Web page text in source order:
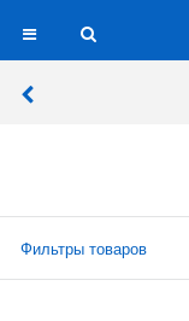
Фильтры товаров